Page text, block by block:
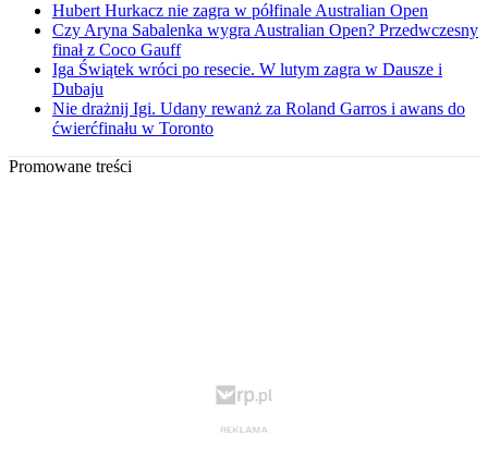
Hubert Hurkacz nie zagra w półfinale Australian Open
Czy Aryna Sabalenka wygra Australian Open? Przedwczesny
finał z Coco Gauff
Iga Świątek wróci po resecie. W lutym zagra w Dausze i
Dubaju
Nie drażnij Igi. Udany rewanż za Roland Garros i awans do
ćwierćfinału w Toronto
Promowane treści